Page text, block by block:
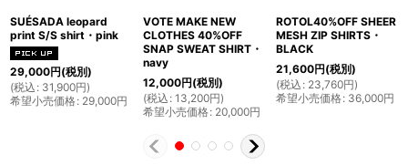
SUÉSADA leopard
print S/S shirt・pink
29,000円(税別)
(税込 : 31,900円)
希望小売価格: 29,000円
VOTE MAKE NEW
CLOTHES 40%OFF
SNAP SWEAT SHIRT・
navy
12,000円(税別)
(税込 : 13,200円)
希望小売価格: 20,000円
ROTOL40%OFF SHEER
MESH ZIP SHIRTS・
BLACK
21,600円(税別)
(税込 : 23,760円)
希望小売価格: 36,000円